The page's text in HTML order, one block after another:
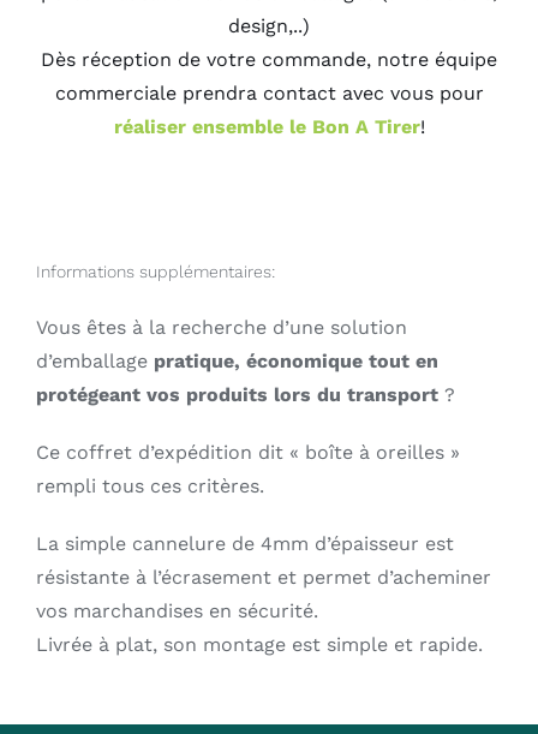
design,..)
Dès réception de votre commande, notre équipe
commerciale prendra contact avec vous pour
réaliser ensemble le Bon A Tirer!
Informations supplémentaires:
Vous êtes à la recherche d’une solution
d’emballage pratique, économique tout en
protégeant vos produits lors du transport?
Ce coffret d’expédition dit « boîte à oreilles »
rempli tous ces critères.
La simple cannelure de 4mm d’épaisseur est
résistante à l’écrasement et permet d’acheminer
vos marchandises en sécurité.
Livrée à plat, son montage est simple et rapide.